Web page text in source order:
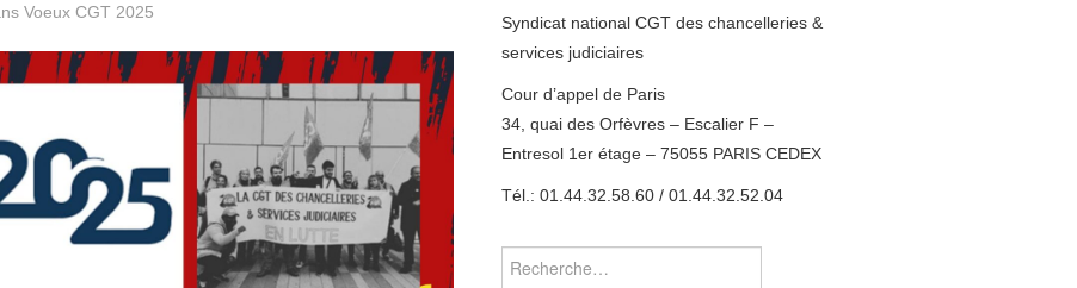
Voeux CGT 2025
Syndicat national CGT des chancelleries &
services judiciaires
Cour d’appel de Paris
34, quai des Orfèvres – Escalier F –
Entresol 1er étage – 75055 PARIS CEDEX
Tél.: 01.44.32.58.60 / 01.44.32.52.04